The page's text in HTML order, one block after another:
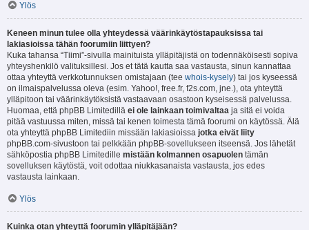
Ylös
Keneen minun tulee olla yhteydessä väärinkäytöstapauksissa tai
lakiasioissa tähän foorumiin liittyen?
Kuka tahansa “Tiimi”-sivulla mainituista ylläpitäjistä on todennäköisesti sopiva
yhteyshenkilö valituksillesi. Jos et tätä kautta saa vastausta, sinun kannattaa
ottaa yhteyttä verkkotunnuksen omistajaan (tee whois-kysely) tai jos kyseessä
on ilmaispalvelussa oleva (esim. Yahoo!, free.fr, f2s.com, jne.), ota yhteyttä
ylläpitoon tai väärinkäytöksistä vastaavaan osastoon kyseisessä palvelussa.
Huomaa, että phpBB Limitedillä ei ole lainkaan toimivaltaa ja sitä ei voida
pitää vastuussa miten, missä tai kenen toimesta tämä foorumi on käytössä. Älä
ota yhteyttä phpBB Limitediin missään lakiasioissa jotka eivät liity
phpBB.com-sivustoon tai pelkkään phpBB-sovellukseen itseensä. Jos lähetät
sähköpostia phpBB Limitedille mistään kolmannen osapuolen tämän
sovelluksen käytöstä, voit odottaa niukkasanaista vastausta, jos edes
vastausta lainkaan.
Ylös
Kuinka otan yhteyttä foorumin ylläpitäjään?